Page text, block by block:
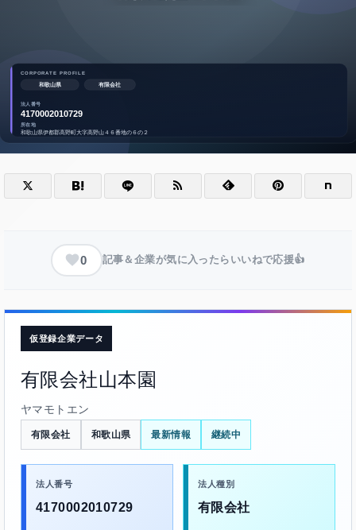
0 記事＆企業が気に入ったらいいねで応援👍
仮登録企業データ
有限会社山本園
ヤマモトエン
有限会社 和歌山県 最新情報 継続中
法人番号
4170002010729
法人種別
有限会社